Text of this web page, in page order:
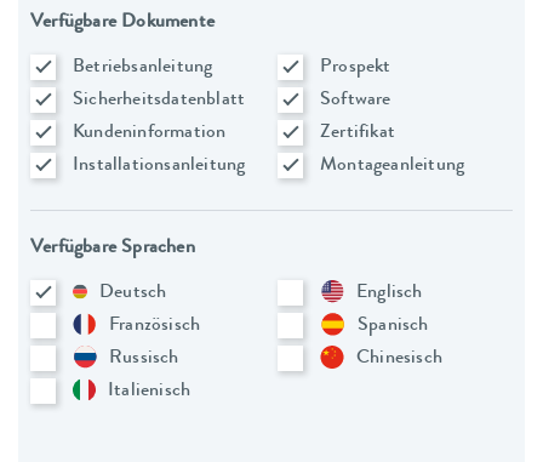
Verfügbare Dokumente
Betriebsanleitung
Prospekt
Sicherheitsdatenblatt
Software
Kundeninformation
Zertifikat
Installationsanleitung
Montageanleitung
Verfügbare Sprachen
Deutsch
Englisch
Französisch
Spanisch
Russisch
Chinesisch
Italienisch